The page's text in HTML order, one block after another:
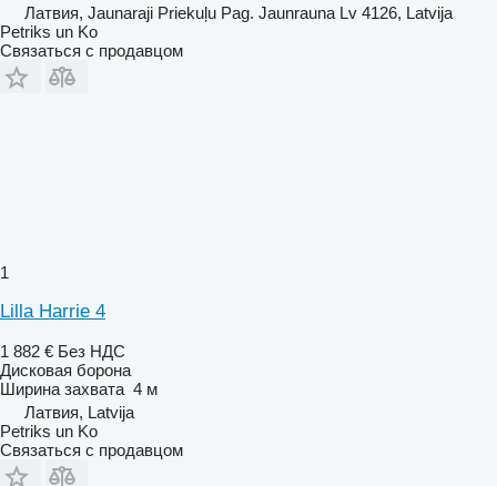
Латвия, Jaunaraji Priekuļu Pag. Jaunrauna Lv 4126, Latvija
Petriks un Ko
Связаться с продавцом
1
Lilla Harrie 4
1 882 € Без НДС
Дисковая борона
Ширина захвата 4 м
Латвия, Latvija
Petriks un Ko
Связаться с продавцом